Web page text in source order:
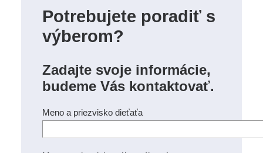
Potrebujete poradiť s
výberom?
Zadajte svoje informácie,
budeme Vás kontaktovať.
Meno a priezvisko dieťaťa